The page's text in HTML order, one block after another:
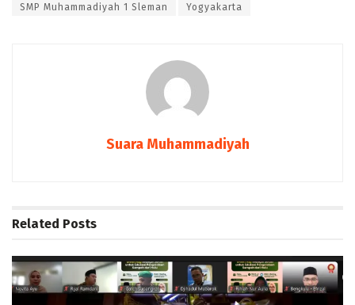
SMP Muhammadiyah 1 Sleman Yogyakarta
Suara Muhammadiyah
Related Posts